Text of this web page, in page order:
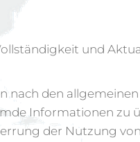
und
den
Informationen zu
der Nutzung